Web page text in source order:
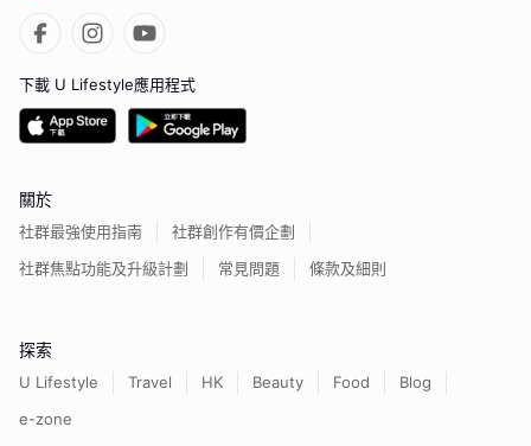
下載 U Lifestyle應用程式
關於
社群最強使用指南
社群創作有價企劃
社群焦點功能及升級計劃
常見問題 條款及細則
探索
U Lifestyle Travel HK Beauty Food
Blog
e-zone